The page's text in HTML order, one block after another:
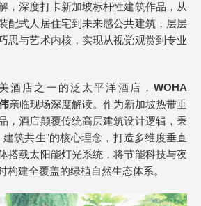
，深度打卡新加坡标杆性建筑作品，从
配式人居住宅到未来感公共建筑，层层
思与艺术内核，实现从视觉观赏到专业
酒店之一的泛太平洋酒店， WOHA
亲临现场深度解读。作为新加坡热带垂
，酒店颠覆传统高层建筑设计逻辑，秉
筑共生”的核心理念，打造多维度垂直
搭载太阳能灯光系统，将节能科技与夜
构建全覆盖的绿植自然生态体系。